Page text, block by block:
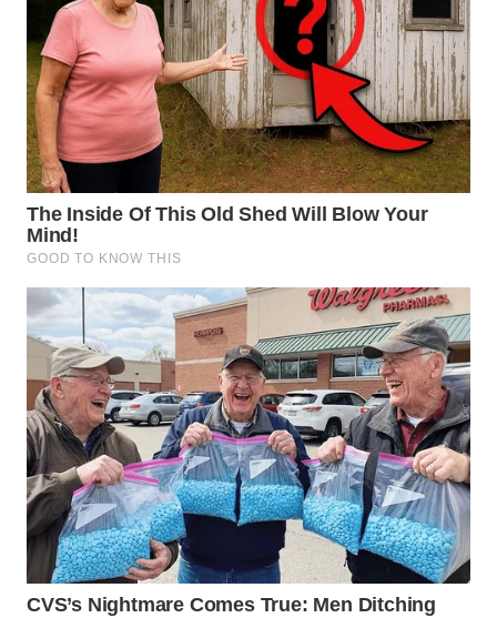
WN
SIMALUNGUN
WN
LABUHANBATU
WN
TAPANULI
TENGAH
SERDANG
WN
TEBING
TINGGI
WN
PAKPAK
WN
KARAWANG